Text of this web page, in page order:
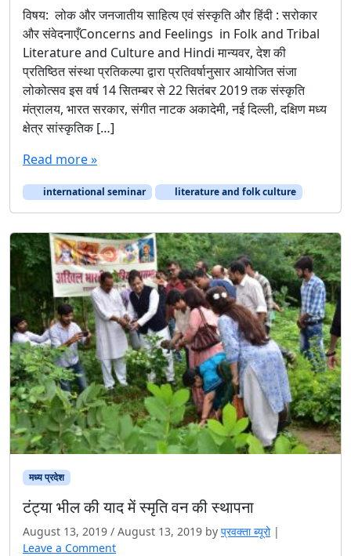
विषय: लोक और जनजातीय साहित्य एवं संस्कृति और हिंदी : सरोकार
और संवेदनाएँConcerns and Feelings in Folk and Tribal
Literature and Culture and Hindi मान्यवर, देश की
प्रतिष्ठित संस्था प्रतिकल्पा द्वारा प्रतिवर्षानुसार आयोजित संजा
लोकोत्सव इस वर्ष 14 सितम्बर से 22 सितंबर 2019 तक संस्कृति
मंत्रालय, भारत सरकार, संगीत नाटक अकादेमी, नई दिल्ली, दक्षिण मध्य
क्षेत्र सांस्कृतिक […]
Read more »
international seminar literature and folk culture
मध्य प्रदेश
टंट्या भील की याद में स्मृति वन की स्थापना
August 13, 2019 / August 13, 2019 by प्रवक्‍ता ब्यूरो |
Leave a Comment